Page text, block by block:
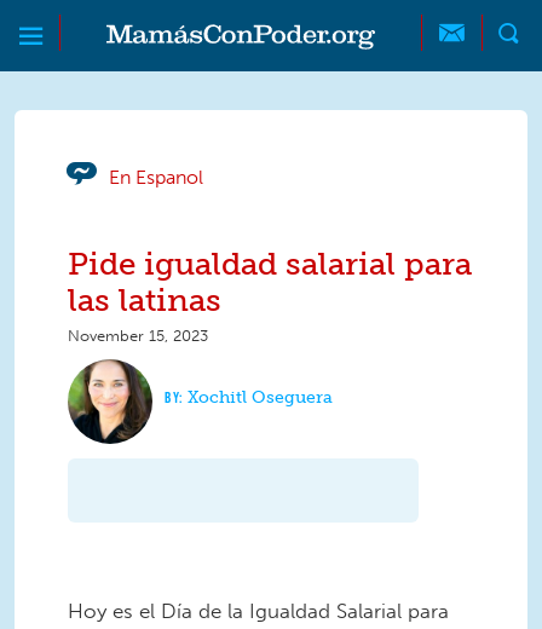
Skip to main content
Skip to main content
MamásConPoder
En Espanol
Pide igualdad salarial para
las latinas
November 15, 2023
Xochitl Oseguera
Hoy es el Día de la Igualdad Salarial para